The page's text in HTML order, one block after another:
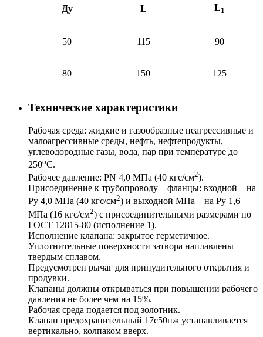
Ду L L1
50 115 90
80 150 125
Технические характеристики
Рабочая среда: жидкие и газообразные неагрессивные и
малоагрессивные среды, нефть, нефтепродукты,
углеводородные газы, вода, пар при температуре до
250оС.
Рабочее давление: PN 4,0 МПа (40 кгс/см2).
Присоединение к трубопроводу – фланцы: входной – на
Ру 4,0 МПа (40 кгс/см2) и выходной МПа – на Ру 1,6
МПа (16 кгс/см2) с присоединительными размерами по
ГОСТ 12815-80 (исполнение 1).
Исполнение клапана: закрытое герметичное.
Уплотнительные поверхности затвора наплавлены
твердым сплавом.
Предусмотрен рычаг для принудительного открытия и
продувки.
Клапаны должны открываться при повышении рабочего
давления не более чем на 15%.
Рабочая среда подается под золотник.
Клапан предохранительный 17с50нж устанавливается
вертикально, колпаком вверх.